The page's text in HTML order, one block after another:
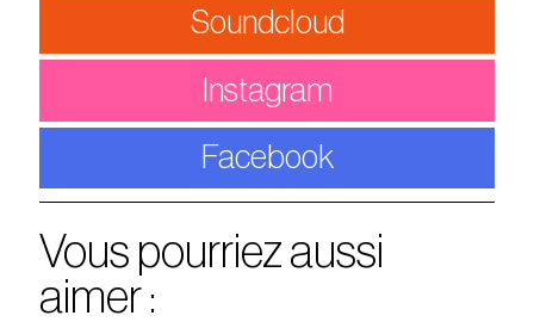
Soundcloud
Instagram
Facebook
Vous pourriez aussi
aimer :